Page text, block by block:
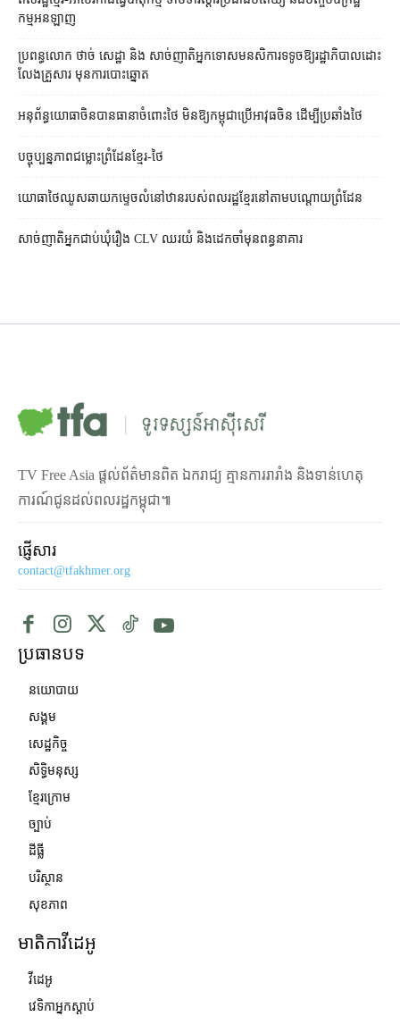
កម្មអនឡាញ
ប្រពន្ធ​លោក ថាច់ សេដ្ឋា និង សាច់ញាតិ​អ្នកទោស​មនសិការ​ទទូច​ឱ្យ​រដ្ឋាភិបាល​ដោះ
លែង​គ្រួសារ មុន​ការបោះឆ្នោត
អនុព័ន្ធយោធាចិនបានធានាចំពោះថៃ មិនឱ្យកម្ពុជាប្រើអាវុធចិន ដើម្បីប្រឆាំងថៃ
បច្ចុប្បន្នភាពជម្លោះព្រំដែនខ្មែរ-ថៃ
យោធាថៃឈូសឆាយកម្ទេចលំនៅឋានរបស់ពលរដ្ឋខ្មែរនៅតាមបណ្ដោយព្រំដែន
សាច់ញាតិអ្នកជាប់ឃុំរឿង CLV ឈរយំ និងដេកចាំមុនពន្ធនាគារ
TV Free Asia ផ្ដល់ព័ត៌មានពិត ឯករាជ្យ គ្មានការរារាំង និងទាន់ហេតុ
ការណ៍ជូនដល់ពលរដ្ឋកម្ពុជា៕
ផ្ញើសារ
contact@tfakhmer.org
ប្រធានបទ
នយោបាយ
សង្គម
សេដ្ឋកិច្ច
សិទ្ធិមនុស្ស
ខ្មែរក្រោម
ច្បាប់
ដីធ្លី
បរិស្ថាន
សុខភាព
មាតិកាវីដេអូ
វីដេអូ
វេទិកាអ្នកស្ដាប់